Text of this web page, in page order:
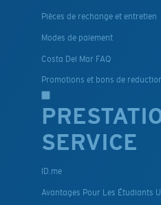
Pièces de rechange et entretien
Modes de paiement
Costa Del Mar FAQ
Promotions et bons de
SERVICE
ID.me
Avantages Pour Les Étudiants